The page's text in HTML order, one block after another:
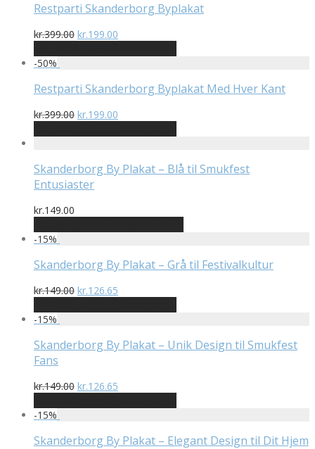
Restparti Skanderborg Byplakat
kr.399.00 Den
pris
kr.399.00.
kr.199.00
pris
kr.199.00.
-50%
Restparti Skanderborg Byplakat Med Hver Kant
kr.399.00 Den
pris
kr.399.00.
kr.199.00
pris
kr.199.00.
Skanderborg By Plakat – Blå til Smukfest
Entusiaster
kr.149.00
-15%
Skanderborg By Plakat – Grå til Festivalkultur
kr.149.00 Den
pris
kr.149.00.
kr.126.65
pris
kr.126.65.
-15%
Skanderborg By Plakat – Unik Design til Smukfest
Fans
kr.149.00 Den
pris
kr.149.00.
kr.126.65
pris
kr.126.65.
-15%
Skanderborg By Plakat – Elegant Design til Dit Hjem